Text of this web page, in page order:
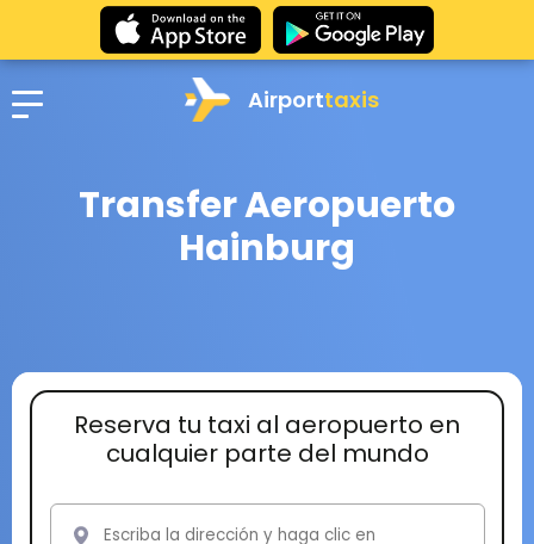
Airporttaxis
Transfer Aeropuerto
Hainburg
Reserva tu taxi al aeropuerto en
cualquier parte del mundo